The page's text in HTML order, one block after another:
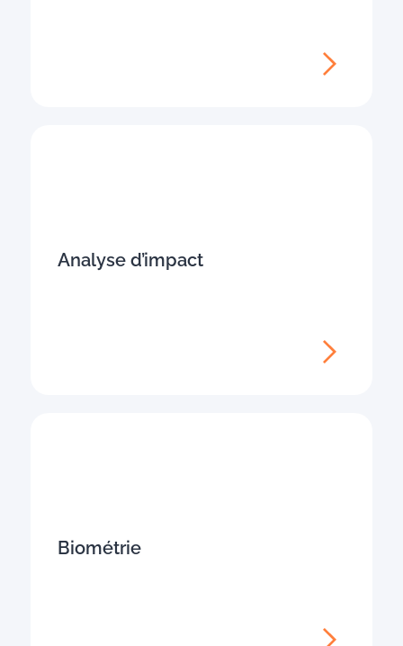
Analyse d’impact
Biométrie